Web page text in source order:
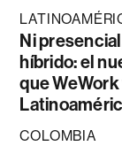
Ni
híbrido: el
que
COLOMBIA